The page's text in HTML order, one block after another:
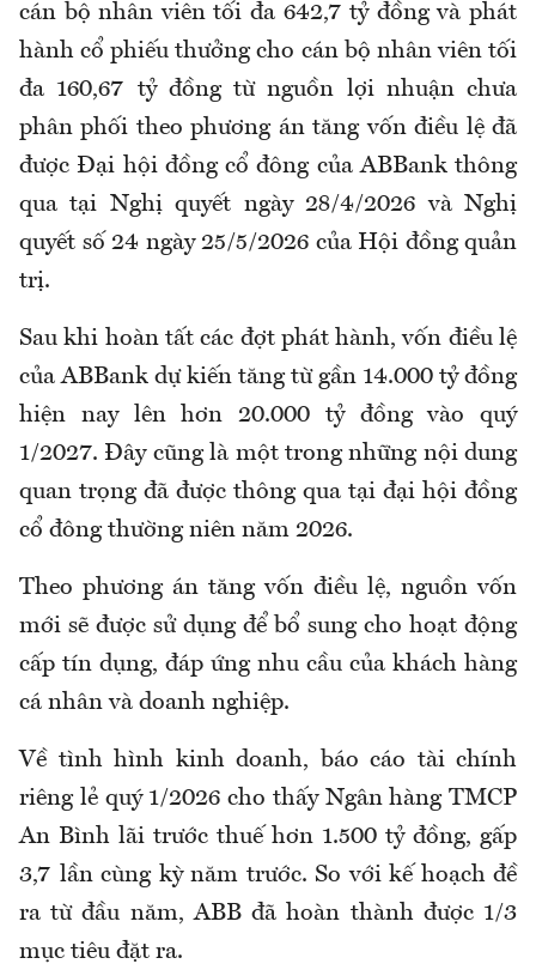
cán bộ nhân viên tối đa 642,7 tỷ đồng và phát
hành cổ phiếu thưởng cho cán bộ nhân viên tối
đa 160,67 tỷ đồng từ nguồn lợi nhuận chưa
phân phối theo phương án tăng vốn điều lệ đã
được Đại hội đồng cổ đông của ABBank thông
qua tại Nghị quyết ngày 28/4/2026 và Nghị
quyết số 24 ngày 25/5/2026 của Hội đồng quản
trị.
Sau khi hoàn tất các đợt phát hành, vốn điều lệ
của ABBank dự kiến tăng từ gần 14.000 tỷ đồng
hiện nay lên hơn 20.000 tỷ đồng vào quý
1/2027. Đây cũng là một trong những nội dung
quan trọng đã được thông qua tại đại hội đồng
cổ đông thường niên năm 2026.
Theo phương án tăng vốn điều lệ, nguồn vốn
mới sẽ được sử dụng để bổ sung cho hoạt động
cấp tín dụng, đáp ứng nhu cầu của khách hàng
cá nhân và doanh nghiệp.
Về tình hình kinh doanh, báo cáo tài chính
riêng lẻ quý 1/2026 cho thấy Ngân hàng TMCP
An Bình lãi trước thuế hơn 1.500 tỷ đồng, gấp
3,7 lần cùng kỳ năm trước. So với kế hoạch đề
ra từ đầu năm, ABB đã hoàn thành được 1/3
mục tiêu đặt ra.